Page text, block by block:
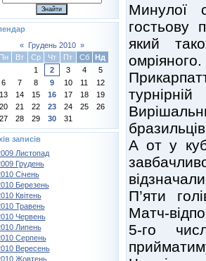
«
Грудень 2010 »
Пн
Вт Ср Чт Пт Сб
Нд
1
2 3 4
5
6
7 8 9 10 11
12
13
14 15 16 17 18
19
20
21 22 23 24 25
26
27
28 29 30 31
записів
Листопад
Грудень
Січень
Березень
Квітень
Травень
Червень
Липень
Серпень
Вересень
Жовтень
Минулої
гостьову
який
А от у
П’яти
Матч-
5-го